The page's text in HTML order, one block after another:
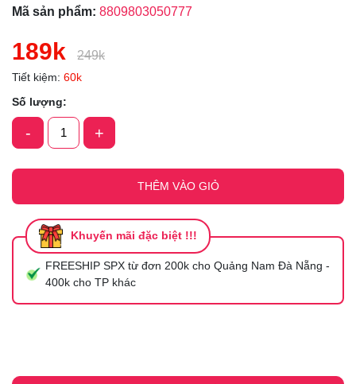
Mã sản phẩm: 8809803050777
189k 249k
Tiết kiệm: 60k
Số lượng:
- +
THÊM VÀO GIỎ
Khuyến mãi đặc biệt !!!
FREESHIP SPX từ đơn 200k cho Quảng Nam Đà Nẵng -
400k cho TP khác